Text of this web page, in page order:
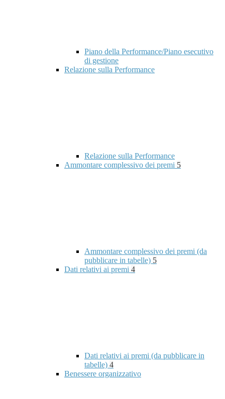
Piano della Performance/Piano esecutivo
di gestione
Relazione sulla Performance
Relazione sulla Performance
Ammontare complessivo dei premi 5
Ammontare complessivo dei premi (da
pubblicare in tabelle) 5
Dati relativi ai premi 4
Dati relativi ai premi (da pubblicare in
tabelle) 4
Benessere organizzativo